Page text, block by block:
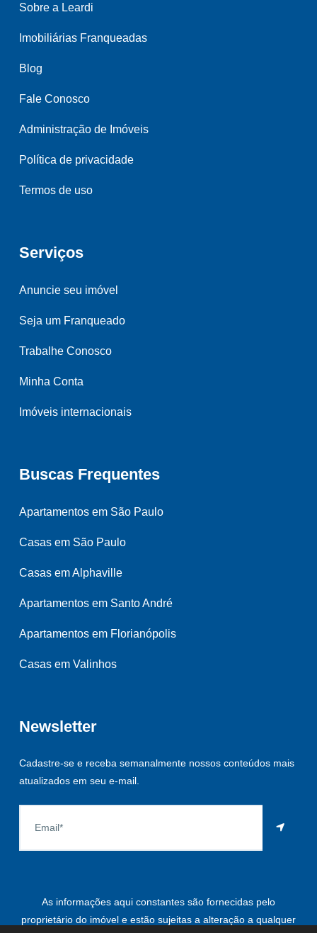
Sobre a Leardi
Imobiliárias Franqueadas
Blog
Fale Conosco
Administração de Imóveis
Política de privacidade
Termos de uso
Serviços
Anuncie seu imóvel
Seja um Franqueado
Trabalhe Conosco
Minha Conta
Imóveis internacionais
Buscas Frequentes
Apartamentos em São Paulo
Casas em São Paulo
Casas em Alphaville
Apartamentos em Santo André
Apartamentos em Florianópolis
Casas em Valinhos
Newsletter
Cadastre-se e receba semanalmente nossos conteúdos mais
atualizados em seu e-mail.
As informações aqui constantes são fornecidas pelo
proprietário do imóvel e estão sujeitas a alteração a qualquer